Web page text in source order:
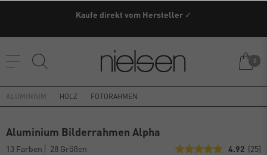
Kaufe direkt vom Hersteller ✓
0
HOLZ FOTORAHMEN
Aluminium Bilderrahmen Alpha
13 Farben 28 Größen 4.92 (25)